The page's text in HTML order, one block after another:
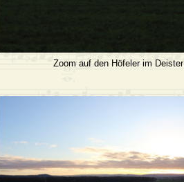
Zoom auf den Höfeler im Deister